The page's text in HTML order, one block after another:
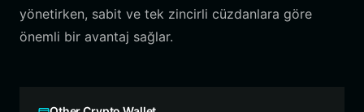
yönetirken, sabit ve tek zincirli cüzdanlara göre
önemli bir avantaj sağlar.